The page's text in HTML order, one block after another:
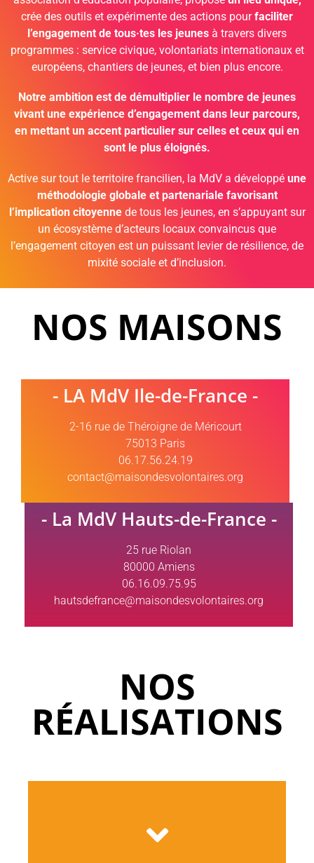
crée des outils et expérimente des actions pourfaciliter
l’engagement de tous·tes les jeunes à travers divers
programmes : service civique, volontariats internationaux et
européens, chantiers de jeunes, et bien plus encore.
Notre ambition est de démultiplier le nombre de jeunes
vivant une expérience d’engagement dans leur parcours,
en mettant un accent particulier sur celles et ceux qui en
sont le plus éloignés.
Active sur tout le territoire francilien, la MdV a développé une
méthodologie globale et partenariale favorisant
l’implication citoyennede tous les jeunes, en s’appuyant sur
un écosystème d’acteurs locaux convaincus que
l’engagement citoyen est un puissant levier de résilience, de
mixité sociale et d’inclusion.
NOS MAISONS
- LA MdV Ile-de-France -
2-16 rue de Théroigne de Méricourt
75013 Paris
06.17.56.24.19
contact@maisondesvolontaires.org
- La MdV Hauts-de-France -
25 rue Riolan
80000 Amiens
06.16.09.75.95
hautsdefrance@maisondesvolontaires.org
NOS
RÉALISATIONS